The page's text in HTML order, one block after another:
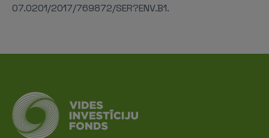
07.0201/2017/769872/SER?ENV.B1.